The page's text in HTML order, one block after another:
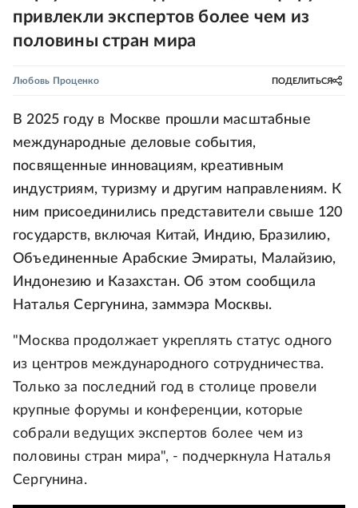
привлекли экспертов более чем из
половины стран мира
Любовь Проценко ПОДЕЛИТЬСЯ
В 2025 году в Москве прошли масштабные
международные деловые события,
посвященные инновациям, креативным
индустриям, туризму и другим направлениям. К
ним присоединились представители свыше 120
государств, включая Китай, Индию, Бразилию,
Объединенные Арабские Эмираты, Малайзию,
Индонезию и Казахстан. Об этом сообщила
Наталья Сергунина, заммэра Москвы.
"Москва продолжает укреплять статус одного
из центров международного сотрудничества.
Только за последний год в столице провели
крупные форумы и конференции, которые
собрали ведущих экспертов более чем из
половины стран мира", - подчеркнула Наталья
Сергунина.